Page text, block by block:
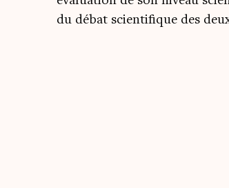
du débat scien­ti­fique des